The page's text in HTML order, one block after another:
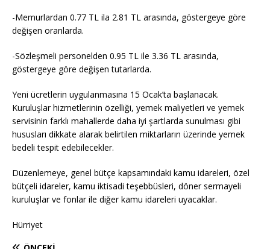
-Memurlardan 0.77 TL ila 2.81 TL arasında, göstergeye göre
değişen oranlarda.
-Sözleşmeli personelden 0.95 TL ile 3.36 TL arasında,
göstergeye göre değişen tutarlarda.
Yeni ücretlerin uygulanmasına 15 Ocak’ta başlanacak.
Kuruluşlar hizmetlerinin özelliği, yemek maliyetleri ve yemek
servisinin farklı mahallerde daha iyi şartlarda sunulması gibi
hususları dikkate alarak belirtilen miktarların üzerinde yemek
bedeli tespit edebilecekler.
Düzenlemeye, genel bütçe kapsamındaki kamu idareleri, özel
bütçeli idareler, kamu iktisadi teşebbüsleri, döner sermayeli
kuruluşlar ve fonlar ile diğer kamu idareleri uyacaklar.
Hürriyet